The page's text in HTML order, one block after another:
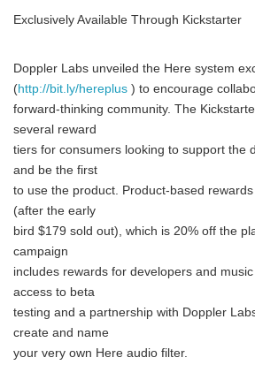
Exclusively Available Through Kickstarter
Doppler Labs unveiled the Here system
(http://bit.ly/hereplus ) to encourage
forward-thinking community. The
several reward
tiers for consumers looking to support the
and be the first
to use the product. Product-based
(after the early
bird $179 sold out), which is 20% off the
campaign
includes rewards for developers and
access to beta
testing and a partnership with Doppler
create and name
your very own Here audio filter.